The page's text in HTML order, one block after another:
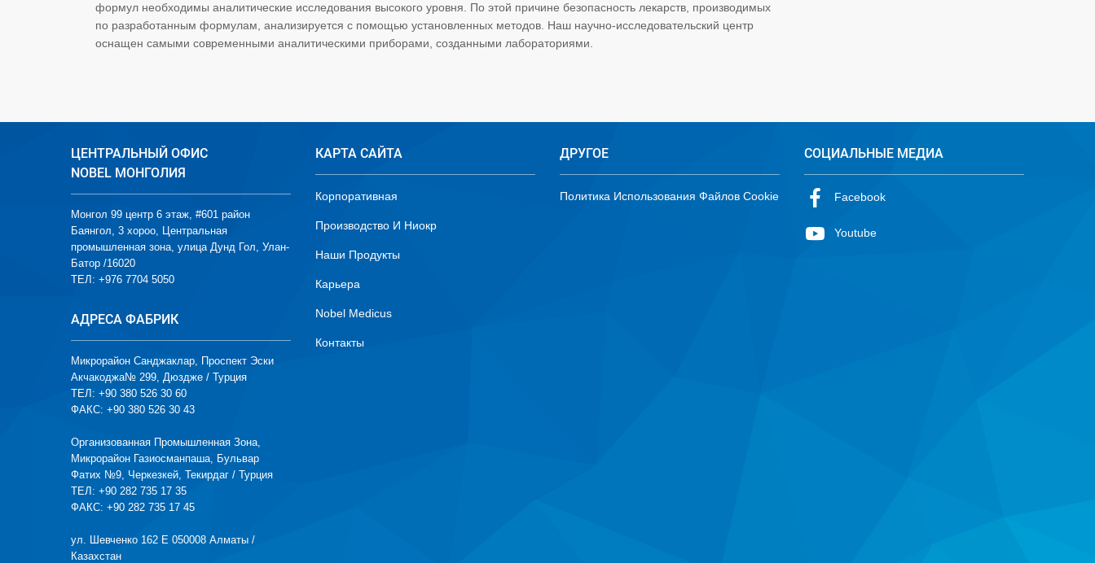
формул необходимы аналитические исследования высокого уровня. По этой причине безопасность лекарств, производимых
по разработанным формулам, анализируется с помощью установленных методов. Наш научно-исследовательский центр
оснащен самыми современными аналитическими приборами, созданными лабораториями.
ЦЕНТРАЛЬНЫЙ ОФИС
NOBEL МОНГОЛИЯ
Монгол 99 центр 6 этаж, #601 район
Баянгол, 3 хороо, Центральная
промышленная зона, улица Дунд Гол, Улан-
Батор /16020
ТЕЛ: +976 7704 5050
АДРЕСА ФАБРИК
Микрорайон Санджаклар, Проспект Эски
Акчакоджа№ 299, Дюздже / Турция
ТЕЛ: +90 380 526 30 60
ФАКС: +90 380 526 30 43
Организованная Промышленная Зона,
Микрорайон Газиосманпаша, Бульвар
Фатих №9, Черкезкей, Текирдаг / Турция
ТЕЛ: +90 282 735 17 35
ФАКС: +90 282 735 17 45
ул. Шевченко 162 Е 050008 Алматы /
Казахстан
КАРТА САЙТА
Корпоративная
Производство И Ниокр
Наши Продукты
Карьера
Nobel Medicus
Контакты
ДРУГОЕ
Политика Использования Файлов Cookie
СОЦИАЛЬНЫЕ МЕДИА
Facebook
Youtube